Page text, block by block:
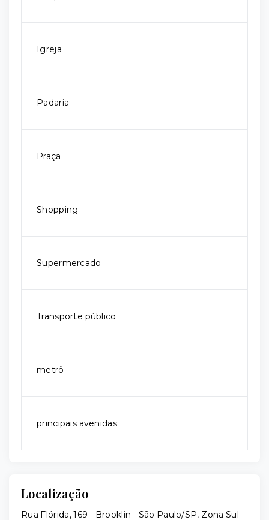
Igreja
Padaria
Praça
Shopping
Supermercado
Transporte público
metrô
principais avenidas
Localização
Rua Flórida, 169 - Brooklin - São Paulo/SP, Zona Sul -